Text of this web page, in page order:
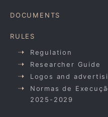
DOCUMENTS
RULES
Regulation
Researcher Guide
Logos and
Normas de
2025-2029